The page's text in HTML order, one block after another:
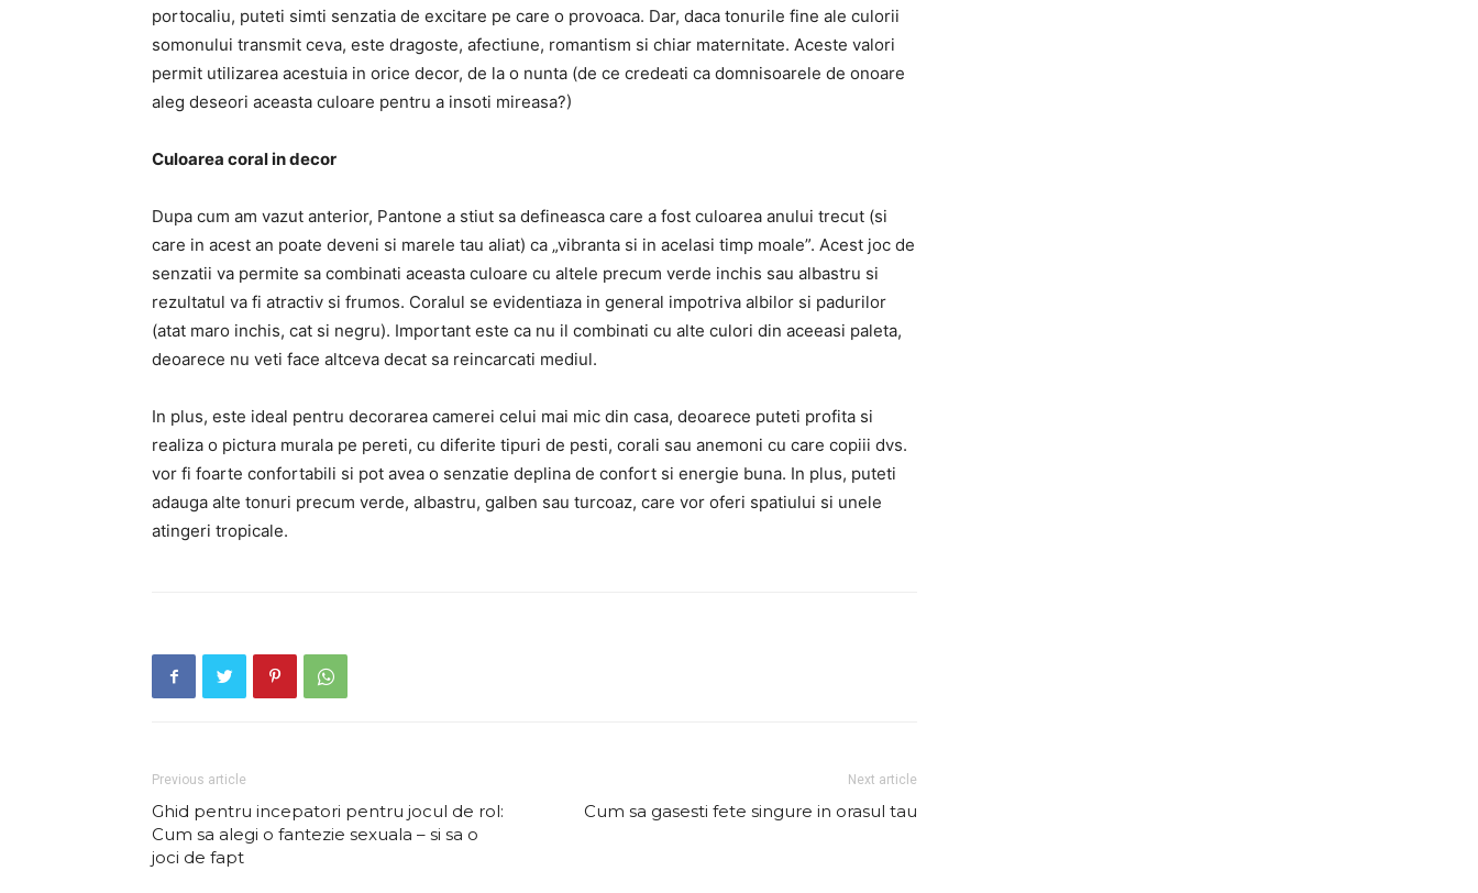
portocaliu, puteti simti senzatia de excitare pe care o provoaca. Dar, daca tonurile fine ale culorii
somonului transmit ceva, este dragoste, afectiune, romantism si chiar maternitate. Aceste valori
permit utilizarea acestuia in orice decor, de la o nunta (de ce credeati ca domnisoarele de onoare
aleg deseori aceasta culoare pentru a insoti mireasa?)
Culoarea coral in decor
Dupa cum am vazut anterior, Pantone a stiut sa defineasca care a fost culoarea anului trecut (si
care in acest an poate deveni si marele tau aliat) ca „vibranta si in acelasi timp moale”. Acest joc de
senzatii va permite sa combinati aceasta culoare cu altele precum verde inchis sau albastru si
rezultatul va fi atractiv si frumos. Coralul se evidentiaza in general impotriva albilor si padurilor
(atat maro inchis, cat si negru). Important este ca nu il combinati cu alte culori din aceeasi paleta,
deoarece nu veti face altceva decat sa reincarcati mediul.
In plus, este ideal pentru decorarea camerei celui mai mic din casa, deoarece puteti profita si
realiza o pictura murala pe pereti, cu diferite tipuri de pesti, corali sau anemoni cu care copiii dvs.
vor fi foarte confortabili si pot avea o senzatie deplina de confort si energie buna. In plus, puteti
adauga alte tonuri precum verde, albastru, galben sau turcoaz, care vor oferi spatiului si unele
atingeri tropicale.
Previous article
Ghid pentru incepatori pentru jocul de rol:
Cum sa alegi o fantezie sexuala – si sa o
joci de fapt
Next article
Cum sa gasesti fete singure in orasul tau